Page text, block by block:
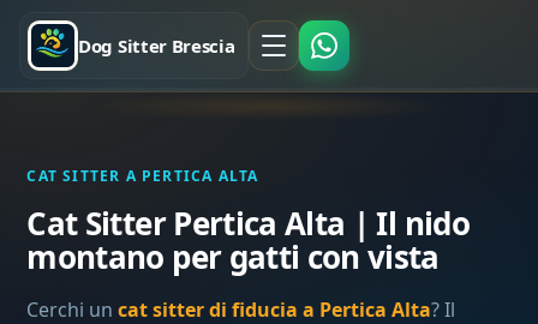
Dog Sitter Brescia
CAT SITTER A PERTICA ALTA
Cat Sitter Pertica Alta | Il nido
montano per gatti con vista
Cerchi uncat sitter di fiducia a Pertica Alta? Il